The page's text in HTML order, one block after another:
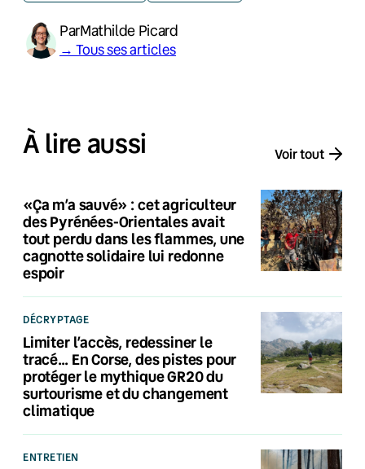
ParMathilde Picard
→ Tous ses articles
À lire aussi Voir tout
«Ça m’a sauvé» : cet agriculteur
des Pyrénées-Orientales avait
tout perdu dans les flammes, une
cagnotte solidaire lui redonne
espoir
DÉCRYPTAGE
Limiter l’accès, redessiner le
tracé… En Corse, des pistes pour
protéger le mythique GR20 du
surtourisme et du changement
climatique
ENTRETIEN